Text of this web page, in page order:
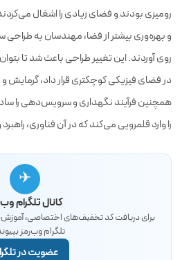
رومیزی بودند و فضای زیادی را اشغال
و بهره‌وری بیشتر از فضا، مهندسان به طراحی
روی آوردند. این تغییر طراحی باعث شد تا
در فضای فیزیکی کوچکتری قرار داد، گرمایش و
همچنین فرآیند نگهداری و سرویس‌دهی را
را وارد قلمرویی می‌کند که در آن فناوری،
✈
کانال تلگرام
برای دریافت کد تخفیف‌های اختصاصی،
تلگرام وب‌رمز
عضویت در